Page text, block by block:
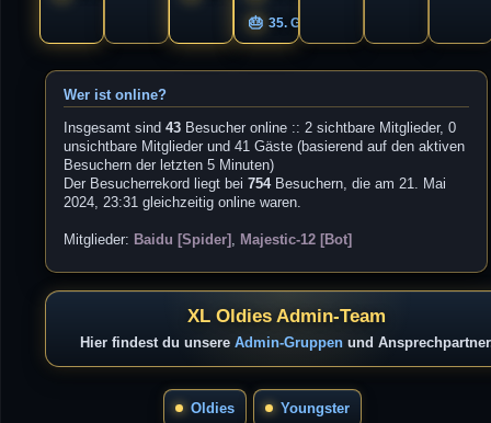
35. Geburtstag s1cK.
Wer ist online?
Insgesamt sind43 Besucher online :: 2 sichtbare Mitglieder, 0
unsichtbare Mitglieder und 41 Gäste (basierend auf den aktiven
Besuchern der letzten 5 Minuten)
Der Besucherrekord liegt bei754Besuchern, die am 21. Mai
2024, 23:31 gleichzeitig online waren.
Mitglieder: Baidu [Spider] , Majestic-12 [Bot]
XL Oldies Admin-Team
Hier findest du unsere Admin-Gruppenund
Oldies Youngster